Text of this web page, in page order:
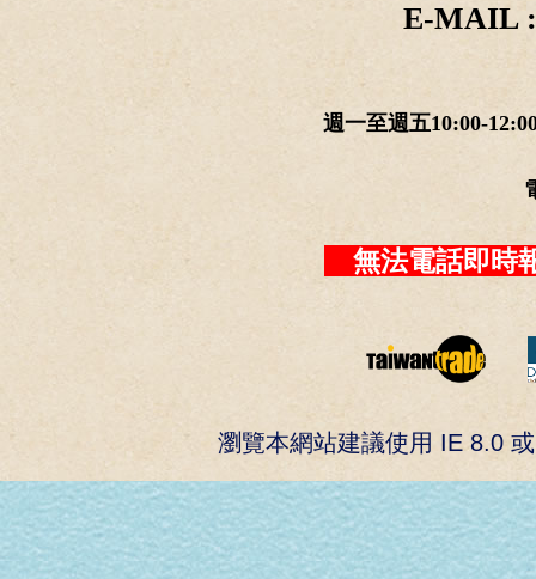
E-MAIL :
週一至週五10:00-
無法電話即
瀏覽本網站建議使用 IE 8.0